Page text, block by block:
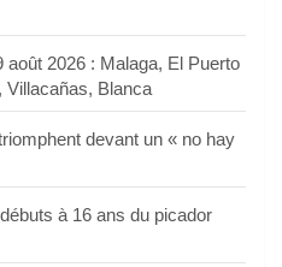
2026 : Malaga, El Puerto
Villacañas, Blanca
devant un « no hay
à 16 ans du picador